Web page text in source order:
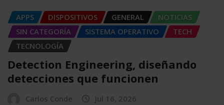
APPS DISPOSITIVOS GENERAL
NOTICIAS
SIN CATEGORÍA
SISTEMA OPERATIVO
TECH
TECNOLOGÍA
Detection Engineering, diseñando
detecciones que funcionen
Carlos Conde Jul 16, 2026